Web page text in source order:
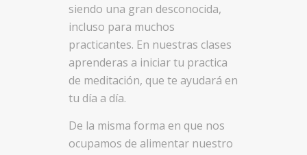
siendo una gran desconocida,
incluso para muchos
practicantes. En nuestras clases
aprenderas a iniciar tu practica
de meditación, que te ayudará en
tu día a día.
De la misma forma en que nos
ocupamos de alimentar nuestro